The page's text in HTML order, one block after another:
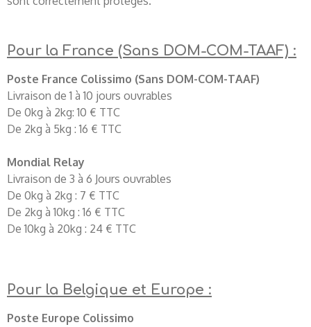
Pour la France (Sans DOM-COM-TAAF) :
Poste France Colissimo (Sans DOM-COM-TAAF)
Livraison de 1 à 10 jours ouvrables
De 0kg à 2kg: 10 € TTC
De 2kg à 5kg : 16 € TTC
Mondial Relay
Livraison de 3 à 6 Jours ouvrables
De 0kg à 2kg : 7 € TTC
De 2kg à 10kg : 16 € TTC
De 10kg à 20kg : 24 € TTC
Pour la Belgique et Europe :
Poste Europe Colissimo